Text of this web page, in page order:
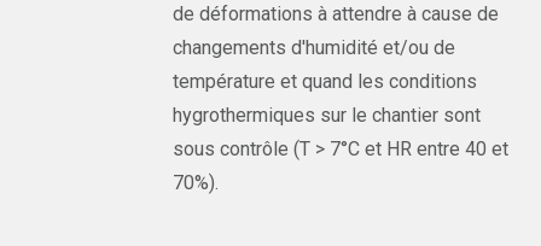
de déformations à attendre à cause de
changements d'humidité et/ou de
température et quand les conditions
hygrothermiques sur le chantier sont
sous contrôle (T > 7°C et HR entre 40 et
70%).